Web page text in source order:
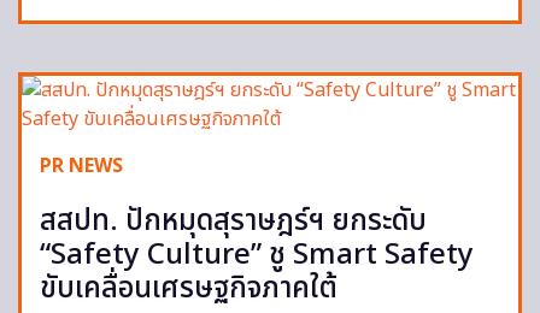
PR NEWS
สสปท. ปักหมุดสุราษฎร์ฯ ยกระดับ
“Safety Culture” ชู Smart Safety
ขับเคลื่อนเศรษฐกิจภาคใต้